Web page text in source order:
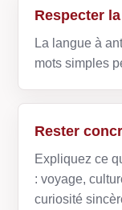
Respecter
La langue à
mots simples
Rester
Expliquez ce
: voyage,
curiosité